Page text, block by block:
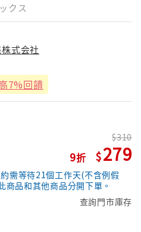
クス
式会社
7%回饋
9
310
279
需等待21個工作天(不含例假
商品和其他商品分開下單。
查詢門市庫存